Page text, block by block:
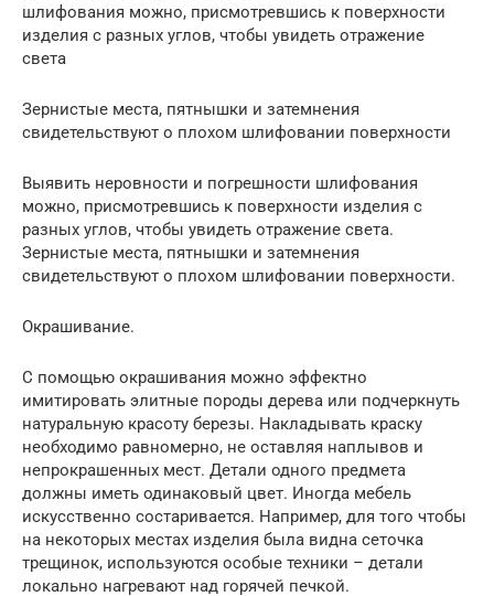
шлифования можно, присмотревшись к поверхности
изделия с разных углов, чтобы увидеть отражение
света
Зернистые места, пятнышки и затемнения
свидетельствуют о плохом шлифовании поверхности
Выявить неровности и погрешности шлифования
можно, присмотревшись к поверхности изделия с
разных углов, чтобы увидеть отражение света.
Зернистые места, пятнышки и затемнения
свидетельствуют о плохом шлифовании поверхности.
Окрашивание.
С помощью окрашивания можно эффектно
имитировать элитные породы дерева или подчеркнуть
натуральную красоту березы. Накладывать краску
необходимо равномерно, не оставляя наплывов и
непрокрашенных мест. Детали одного предмета
должны иметь одинаковый цвет. Иногда мебель
искусственно состаривается. Например, для того чтобы
на некоторых местах изделия была видна сеточка
трещинок, используются особые техники – детали
локально нагревают над горячей печкой.